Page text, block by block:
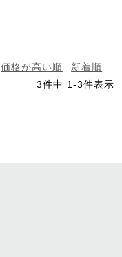
価格が高い順
新着順
3件中 1-3件表示